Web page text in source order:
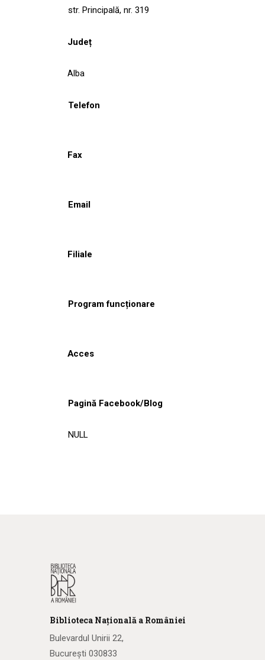
str. Principală, nr. 319
Județ
Alba
Telefon
Fax
Email
Filiale
Program funcționare
Acces
Pagină Facebook/Blog
NULL
Biblioteca Națională a României
Bulevardul Unirii 22,
București 030833